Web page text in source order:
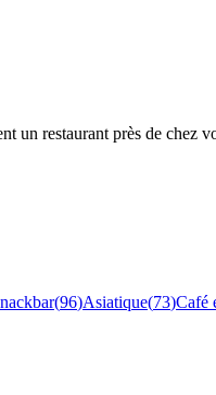
un restaurant près de chez
(96)Asiatique(73)Café